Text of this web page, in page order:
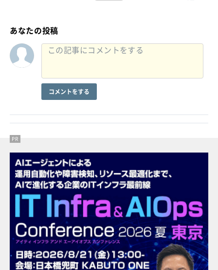
あなたの投稿
コメントをする
PR
PR
PR